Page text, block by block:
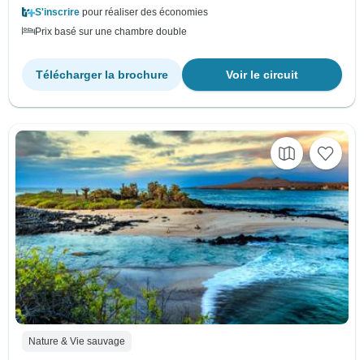
S'inscrire pour réaliser des économies
Prix basé sur une chambre double
Voir le circuit
Télécharger la brochure
Nature & Vie sauvage